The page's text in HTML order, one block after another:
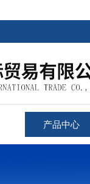
产品中心